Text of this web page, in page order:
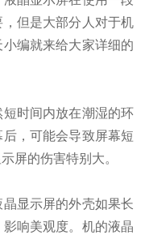
但是大部分人对于机
小编就来给大家详细的
时间内放在潮湿的环
，可能会导致屏幕短
屏的伤害特别大。
显示屏的外壳如果长
响美观度。机的液晶